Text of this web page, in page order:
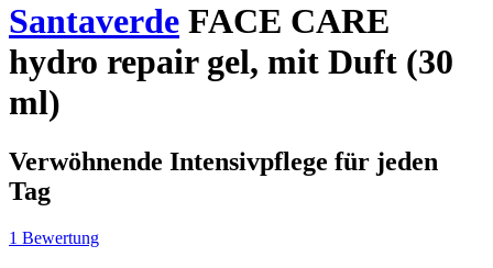
Santaverde FACE CARE
hydro repair gel, mit Duft (30
ml)
Verwöhnende Intensivpflege für jeden
Tag
1 Bewertung